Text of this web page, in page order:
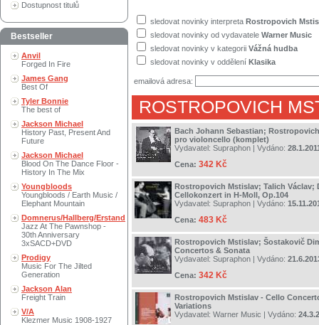
Dostupnost titulů
Bestseller
Anvil
Forged In Fire
James Gang
Best Of
Tyler Bonnie
The best of
Jackson Michael
History Past, Present And
Future
Jackson Michael
Blood On The Dance Floor -
History In The Mix
Youngbloods
Youngbloods / Earth Music /
Elephant Mountain
Domnerus/Hallberg/Erstand
Jazz At The Pawnshop -
30th Anniversary
3xSACD+DVD
Prodigy
Music For The Jilted
Generation
Jackson Alan
Freight Train
V/A
Klezmer Music 1908-1927
sledovat novinky interpreta Rostropovich
sledovat novinky od vydavatele Warner Music
sledovat novinky v kategorii Vážná hudba
sledovat novinky v oddělení Klasika
emailová adresa:
ROSTROPOVICH
Bach Johann Sebastian;
pro violoncello (komplet)
Vydavatel: Supraphon | Vydáno:
Cena: 342 Kč
Rostropovich Mstislav; Talich Václav;
Cellokonzert in H-Moll, Op.104
Vydavatel: Supraphon | Vydáno:
Cena: 483 Kč
Rostropovich Mstislav; Šostakovič
Concertos & Sonata
Vydavatel: Supraphon | Vydáno:
Cena: 342 Kč
Rostropovich Mstislav - Cello
Variations
Vydavatel: Warner Music | Vydáno: